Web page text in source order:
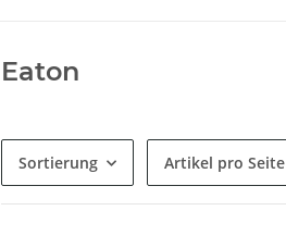
Eaton
Sortierung Artikel pro Seite